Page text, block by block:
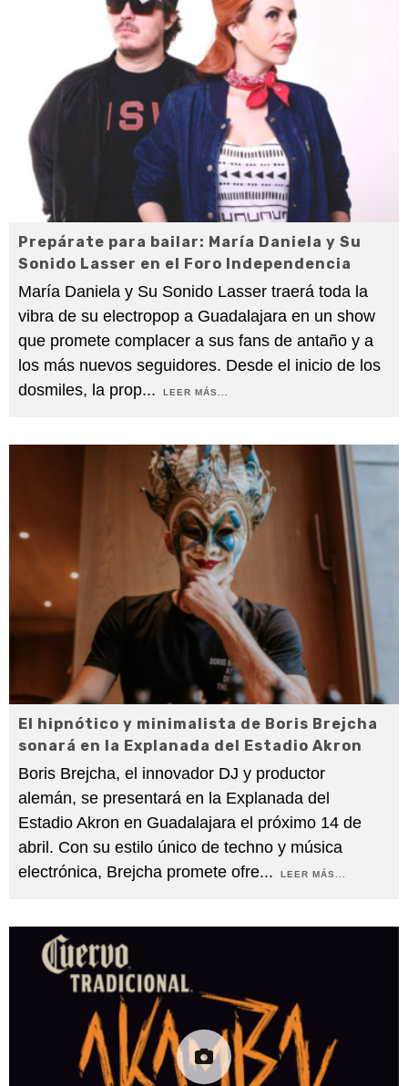
Prepárate para bailar: María Daniela y Su
Sonido Lasser en el Foro Independencia
María Daniela y Su Sonido Lasser traerá toda la
vibra de su electropop a Guadalajara en un show
que promete complacer a sus fans de antaño y a
los más nuevos seguidores. Desde el inicio de los
dosmiles, la prop... LEER MÁS...
El hipnótico y minimalista de Boris Brejcha
sonará en la Explanada del Estadio Akron
Boris Brejcha, el innovador DJ y productor
alemán, se presentará en la Explanada del
Estadio Akron en Guadalajara el próximo 14 de
abril. Con su estilo único de techno y música
electrónica, Brejcha promete ofre... LEER MÁS...